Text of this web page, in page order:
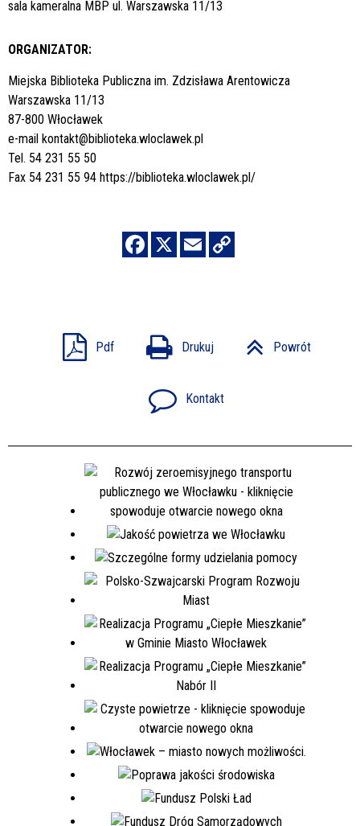
sala kameralna MBP ul. Warszawska 11/13
ORGANIZATOR:
Miejska Biblioteka Publiczna im. Zdzisława Arentowicza
Warszawska 11/13
87-800 Włocławek
e-mail kontakt@biblioteka.wloclawek.pl
Tel. 54 231 55 50
Fax 54 231 55 94 https://biblioteka.wloclawek.pl/
Pdf Drukuj Powrót
Kontakt